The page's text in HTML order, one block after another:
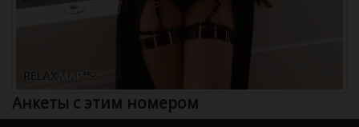
Анкеты с этим номером